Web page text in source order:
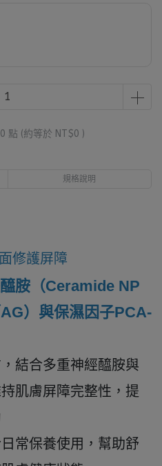
0 點 (約等於 NT$0 )
規格說明
面修護屏障
胺（Ceramide NP
）與保濕因子PCA-
結合多重神經醯胺與
肌膚屏障完整性，提
常保養使用，幫助舒